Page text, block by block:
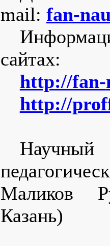
mail: fan-
сайтах:
http://fan-
http://
Маликов
Казань)